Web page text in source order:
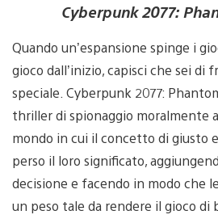
Cyberpunk 2077:
Quando un’espansione spinge i
gioco dall’inizio, capisci che sei di
speciale. Cyberpunk 2077:
thriller di spionaggio moralmente
mondo in cui il concetto di giusto
perso il loro significato,
decisione e facendo in modo che
un peso tale da rendere il gioco di